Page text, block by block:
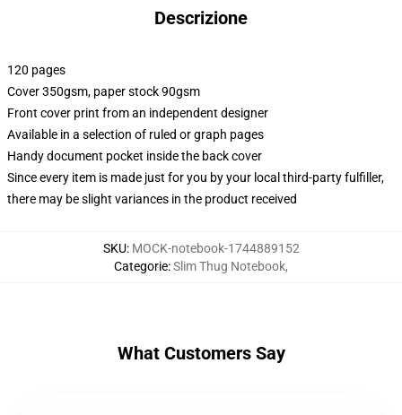
Descrizione
120 pages
Cover 350gsm, paper stock 90gsm
Front cover print from an independent designer
Available in a selection of ruled or graph pages
Handy document pocket inside the back cover
Since every item is made just for you by your local third-party fulfiller,
there may be slight variances in the product received
SKU: MOCK-notebook-1744889152
Categorie:Slim Thug Notebook,
What Customers Say